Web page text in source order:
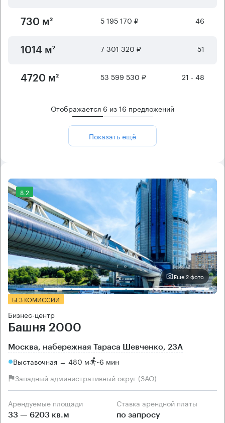
730 м² 5 195 170 ₽ 46
1014 м² 7 301 320 ₽ 51
4720 м² 53 599 530 ₽ 21 - 48
Отображается 6 из16 предложений
Показать ещё
8.2
Еще 2 фото
БЕЗ КОМИССИИ
Бизнес-центр
Башня 2000
Москва, набережная Тараса Шевченко, 23А
Выставочная → 480 м ~6 мин
Западный административный округ (ЗАО)
Арендуемые площади
33 — 6203 кв.м
Ставка арендной платы
по запросу